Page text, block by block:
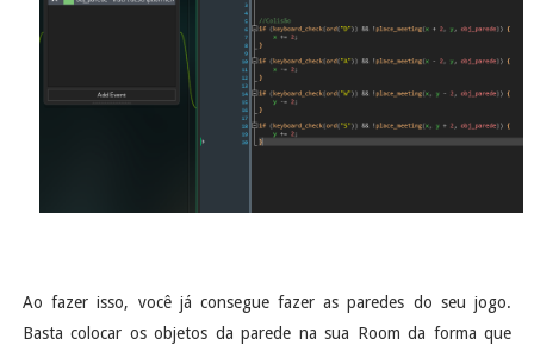
Ao fazer isso, você já consegue fazer as paredes do seu jogo.
Basta colocar os objetos da parede na sua Room da forma que